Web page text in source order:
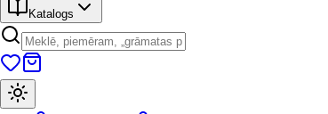
Katalogs